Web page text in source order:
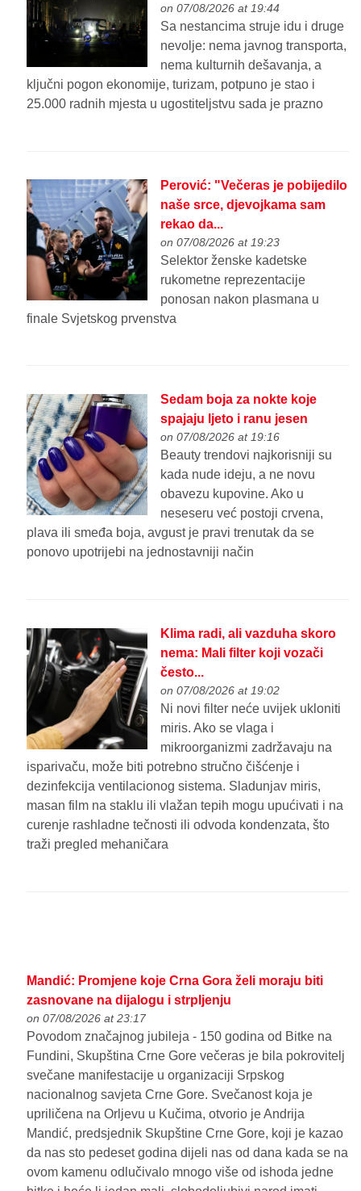
on 07/08/2026 at 19:44
Sa nestancima struje idu i druge
nevolje: nema javnog transporta,
nema kulturnih dešavanja, a
ključni pogon ekonomije, turizam, potpuno je stao i
25.000 radnih mjesta u ugostiteljstvu sada je prazno
Perović: "Večeras je pobijedilo
naše srce, djevojkama sam
rekao da...
on 07/08/2026 at 19:23
Selektor ženske kadetske
rukometne reprezentacije
ponosan nakon plasmana u
finale Svjetskog prvenstva
Sedam boja za nokte koje
spajaju ljeto i ranu jesen
on 07/08/2026 at 19:16
Beauty trendovi najkorisniji su
kada nude ideju, a ne novu
obavezu kupovine. Ako u
neseseru već postoji crvena,
plava ili smeđa boja, avgust je pravi trenutak da se
ponovo upotrijebi na jednostavniji način
Klima radi, ali vazduha skoro
nema: Mali filter koji vozači
često...
on 07/08/2026 at 19:02
Ni novi filter neće uvijek ukloniti
miris. Ako se vlaga i
mikroorganizmi zadržavaju na
isparivaču, može biti potrebno stručno čišćenje i
dezinfekcija ventilacionog sistema. Sladunjav miris,
masan film na staklu ili vlažan tepih mogu upućivati i na
curenje rashladne tečnosti ili odvoda kondenzata, što
traži pregled mehaničara
Mandić: Promjene koje Crna Gora želi moraju biti
zasnovane na dijalogu i strpljenju
on 07/08/2026 at 23:17
Povodom značajnog jubileja - 150 godina od Bitke na
Fundini, Skupština Crne Gore večeras je bila pokrovitelj
svečane manifestacije u organizaciji Srpskog
nacionalnog savjeta Crne Gore. Svečanost koja je
upriličena na Orljevu u Kučima, otvorio je Andrija
Mandić, predsjednik Skupštine Crne Gore, koji je kazao
da nas sto pedeset godina dijeli nas od dana kada se na
ovom kamenu odlučivalo mnogo više od ishoda jedne